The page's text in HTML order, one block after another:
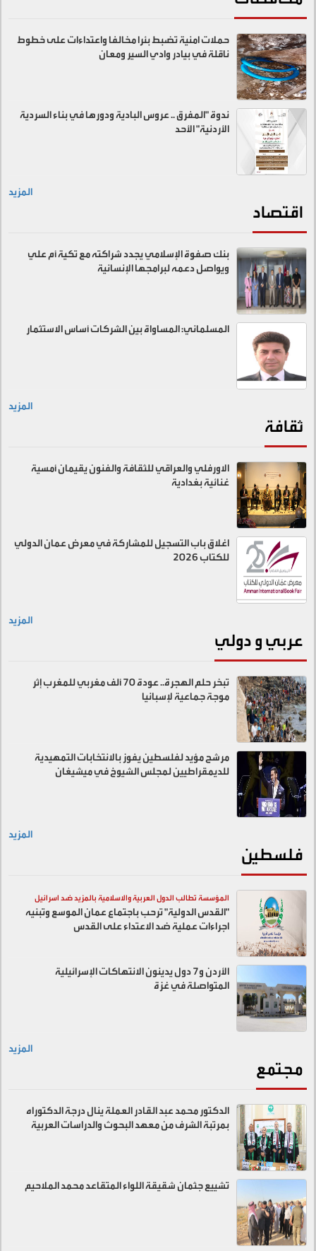
حملات امنية تضبط بئرا مخالفا واعتداءات على خطوط
ناقلة في بيادر وادي السير ومعان
ندوة "المفرق .. عروس البادية ودورها في بناء السردية
الأردنية" الأحد
المزيد
اقتصاد
بنك صفوة الإسلامي يجدد شراكته مع تكية أم علي
ويواصل دعمه لبرامجها الإنسانية
المسلماني: المساواة بين الشركات أساس الاستثمار
المزيد
ثقافة
الاورفلي والعراقي للثقافة والفنون يقيمان أمسية
غنائية بغدادية
اغلاق باب التسجيل للمشاركة في معرض عمان الدولي
للكتاب 2026
المزيد
عربي و دولي
تبخر حلم الهجرة.. عودة 70 ألف مغربي للمغرب إثر
موجة جماعية لإسبانيا
مرشح مؤيد لفلسطين يفوز بالانتخابات التمهيدية
للديمقراطيين لمجلس الشيوخ في ميشيغان
المزيد
فلسطين
المؤسسة تطالب الدول العربية والاسلامية بالمزيد ضد اسرائيل
"القدس الدولية" ترحب باجتماع عمان الموسع وتبنيه
اجراءات عملية ضد الاعتداء على القدس
الأردن و7 دول يدينون الانتهاكات الإسرائيلية
المتواصلة في غزة
المزيد
مجتمع
الدكتور محمد عبد القادر العملة ينال درجة الدكتوراه
بمرتبة الشرف من معهد البحوث والدراسات العربية
تشييع جثمان شقيقة اللواء المتقاعد محمد الملاحيم